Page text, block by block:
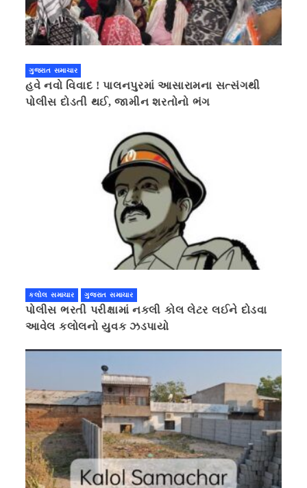
ગુજરાત સમાચાર
હવે નવો વિવાદ ! પાલનપુરમાં આસારામના સત્સંગથી
પોલીસ દોડતી થઈ, જામીન શરતોનો ભંગ
કલોલ સમાચાર ગુજરાત સમાચાર
પોલીસ ભરતી પરીક્ષામાં નકલી કોલ લેટર લઈને દોડવા
આવેલ કલોલનો યુવક ઝડપાયો